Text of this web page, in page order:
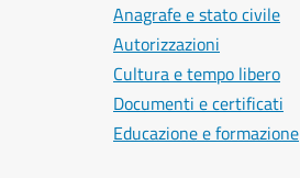
Anagrafe e stato civile
Autorizzazioni
Cultura e tempo libero
Documenti e certificati
Educazione e formazione